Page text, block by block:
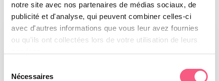
notre site avec nos partenaires de médias sociaux, de
publicité et d'analyse, qui peuvent combiner celles-ci
avec d'autres informations que vous leur avez fournies
ou qu'ils ont collectées lors de votre utilisation de leurs
Nécessaires